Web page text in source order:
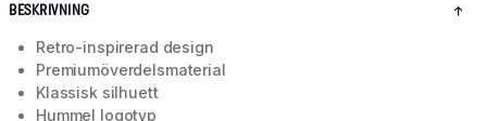
BESKRIVNING
Retro-inspirerad design
Premiumöverdelsmaterial
Klassisk silhuett
Hummel logotyp